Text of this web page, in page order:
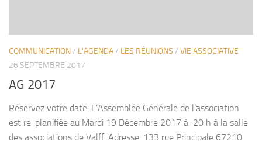
COMMUNICATION/ L'AGENDA/ LES RÉUNIONS / VIE ASSOCIATIVE
26 SEPTEMBRE 2017
AG 2017
Réservez votre date. L’Assemblée Générale de l’association
est re-planifiée au Mardi 19 Décembre 2017 à 20 h à la salle
des associations de Valff. Adresse: 133 rue Principale 67210